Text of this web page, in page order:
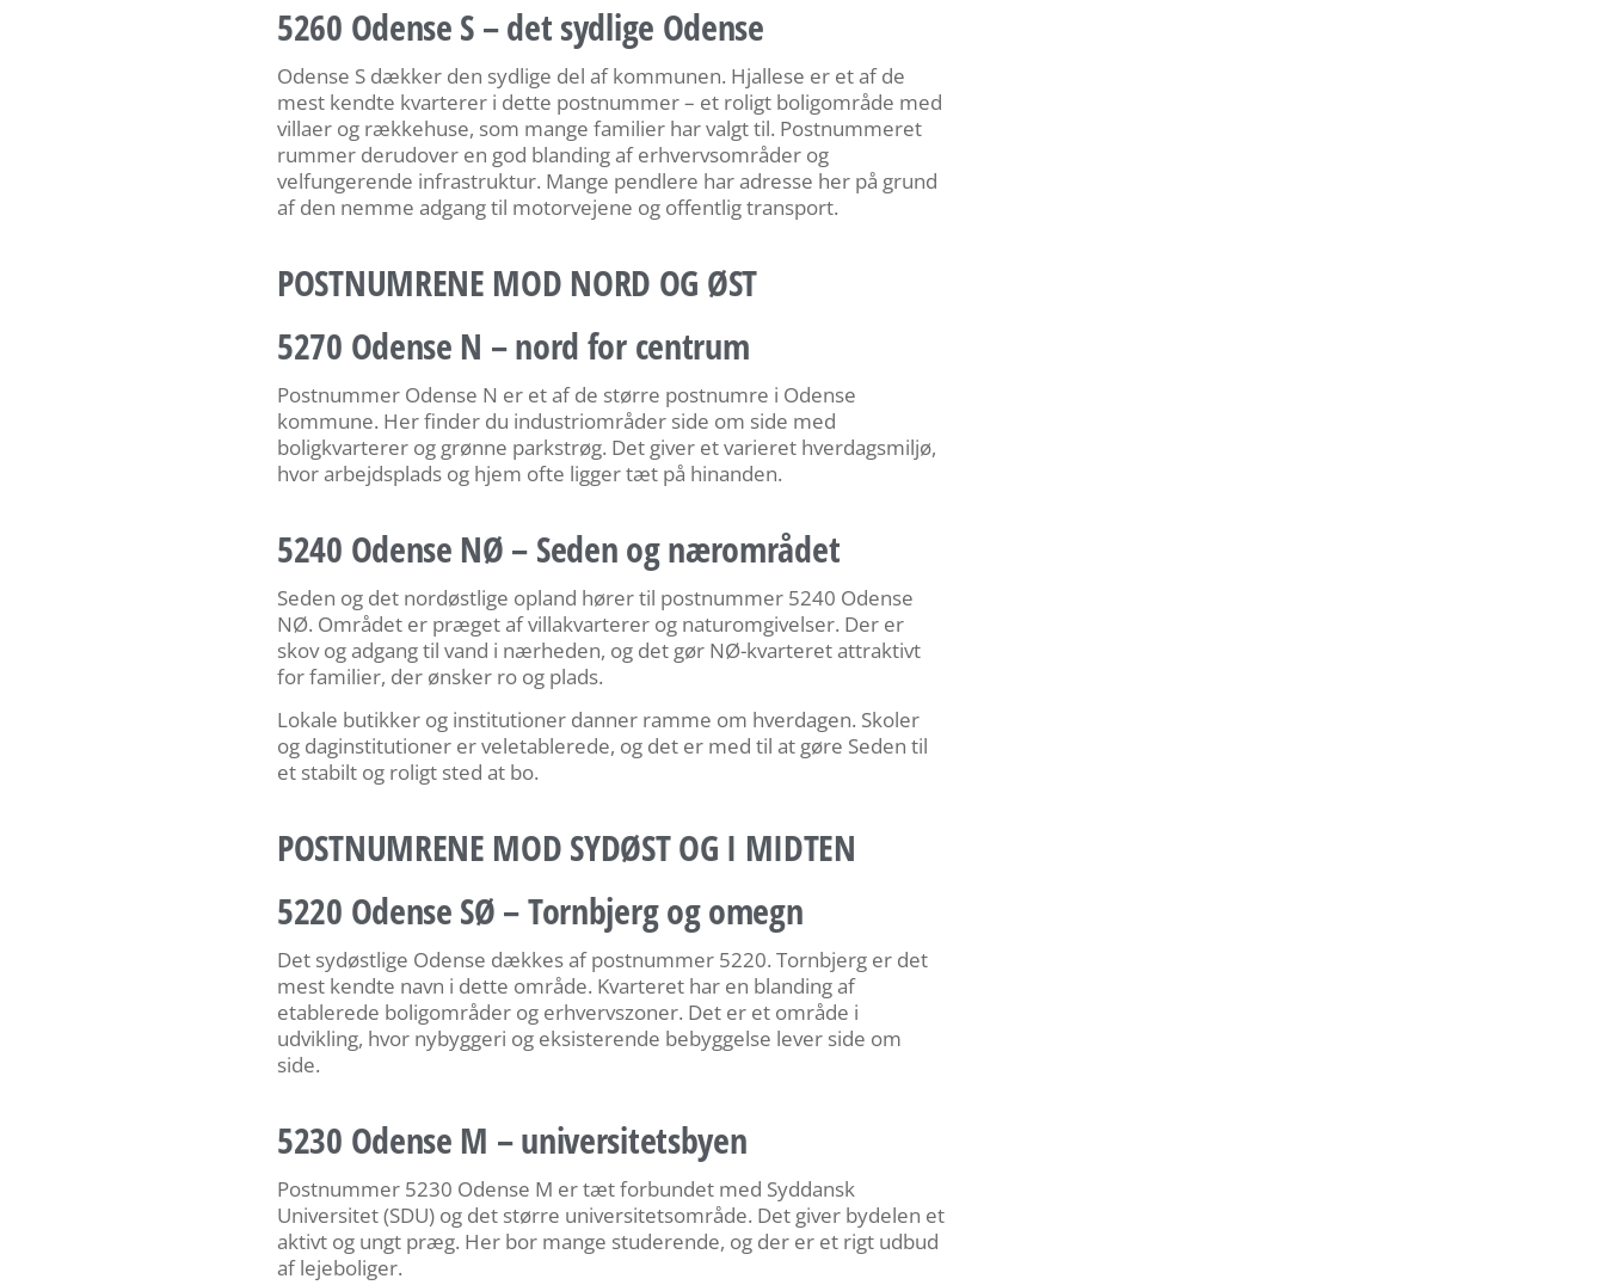
5260 Odense S – det sydlige Odense
Odense S dækker den sydlige del af kommunen. Hjallese er et af de
mest kendte kvarterer i dette postnummer – et roligt boligområde med
villaer og rækkehuse, som mange familier har valgt til. Postnummeret
rummer derudover en god blanding af erhvervsområder og
velfungerende infrastruktur. Mange pendlere har adresse her på grund
af den nemme adgang til motorvejene og offentlig transport.
POSTNUMRENE MOD NORD OG ØST
5270 Odense N – nord for centrum
Postnummer Odense N er et af de større postnumre i Odense
kommune. Her finder du industriområder side om side med
boligkvarterer og grønne parkstrøg. Det giver et varieret hverdagsmiljø,
hvor arbejdsplads og hjem ofte ligger tæt på hinanden.
5240 Odense NØ – Seden og nærområdet
Seden og det nordøstlige opland hører til postnummer 5240 Odense
NØ. Området er præget af villakvarterer og naturomgivelser. Der er
skov og adgang til vand i nærheden, og det gør NØ-kvarteret attraktivt
for familier, der ønsker ro og plads.
Lokale butikker og institutioner danner ramme om hverdagen. Skoler
og daginstitutioner er veletablerede, og det er med til at gøre Seden til
et stabilt og roligt sted at bo.
POSTNUMRENE MOD SYDØST OG I MIDTEN
5220 Odense SØ – Tornbjerg og omegn
Det sydøstlige Odense dækkes af postnummer 5220. Tornbjerg er det
mest kendte navn i dette område. Kvarteret har en blanding af
etablerede boligområder og erhvervszoner. Det er et område i
udvikling, hvor nybyggeri og eksisterende bebyggelse lever side om
side.
5230 Odense M – universitetsbyen
Postnummer 5230 Odense M er tæt forbundet med Syddansk
Universitet (SDU) og det større universitetsområde. Det giver bydelen et
aktivt og ungt præg. Her bor mange studerende, og der er et rigt udbud
af lejeboliger.